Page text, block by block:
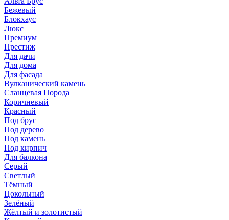
Бежевый
Блокхаус
Люкс
Премиум
Престиж
Для дачи
Для дома
Для фасада
Вулканический камень
Сланцевая Порода
Коричневый
Красный
Под брус
Под дерево
Под камень
Под кирпич
Для балкона
Серый
Светлый
Тёмный
Цокольный
Зелёный
Жёлтый и золотистый